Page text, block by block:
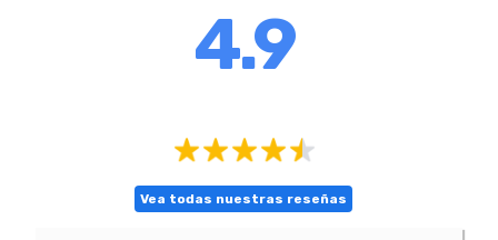
4.9
Vea todas nuestras reseñas